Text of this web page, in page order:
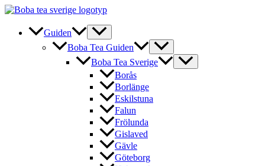
Hoppa
innehåll
Guiden
Boba Tea Guiden
Boba Tea Sverige
Borås
Borlänge
Eskilstuna
Falun
Frölunda
Gislaved
Gävle
Göteborg